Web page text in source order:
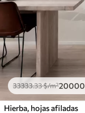
33333.33$/m²20000
Hierba, hojas afiladas